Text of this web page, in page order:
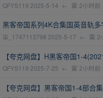
QFYS119 2025-5-14 ← 霙 2小时前
黑客帝国系列4K合集国英音轨多
柒_1747113798 2025-5-17 ← 霙 2
【夸克网盘】H黑客帝国1-
QFYS119 2025-7-25 ← 霙 2小时前
【夸克网盘】黑客帝国1-4部合